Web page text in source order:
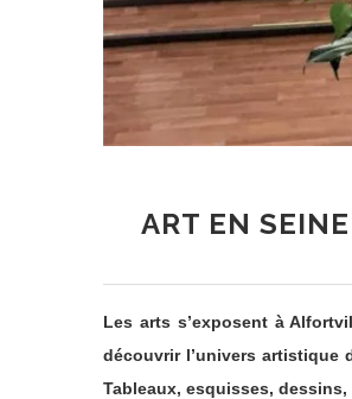
ART EN
Les arts s’exposent à
découvrir l’univers artistique
Tableaux, esquisses,